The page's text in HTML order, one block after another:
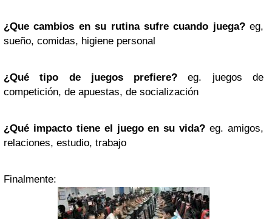
¿Que cambios en su rutina sufre cuando juega? eg,
sueño, comidas, higiene personal
¿Qué tipo de juegos prefiere?eg. juegos de
competición, de apuestas, de socialización
¿Qué impacto tiene el juego en su vida?eg. amigos,
relaciones, estudio, trabajo
Finalmente: